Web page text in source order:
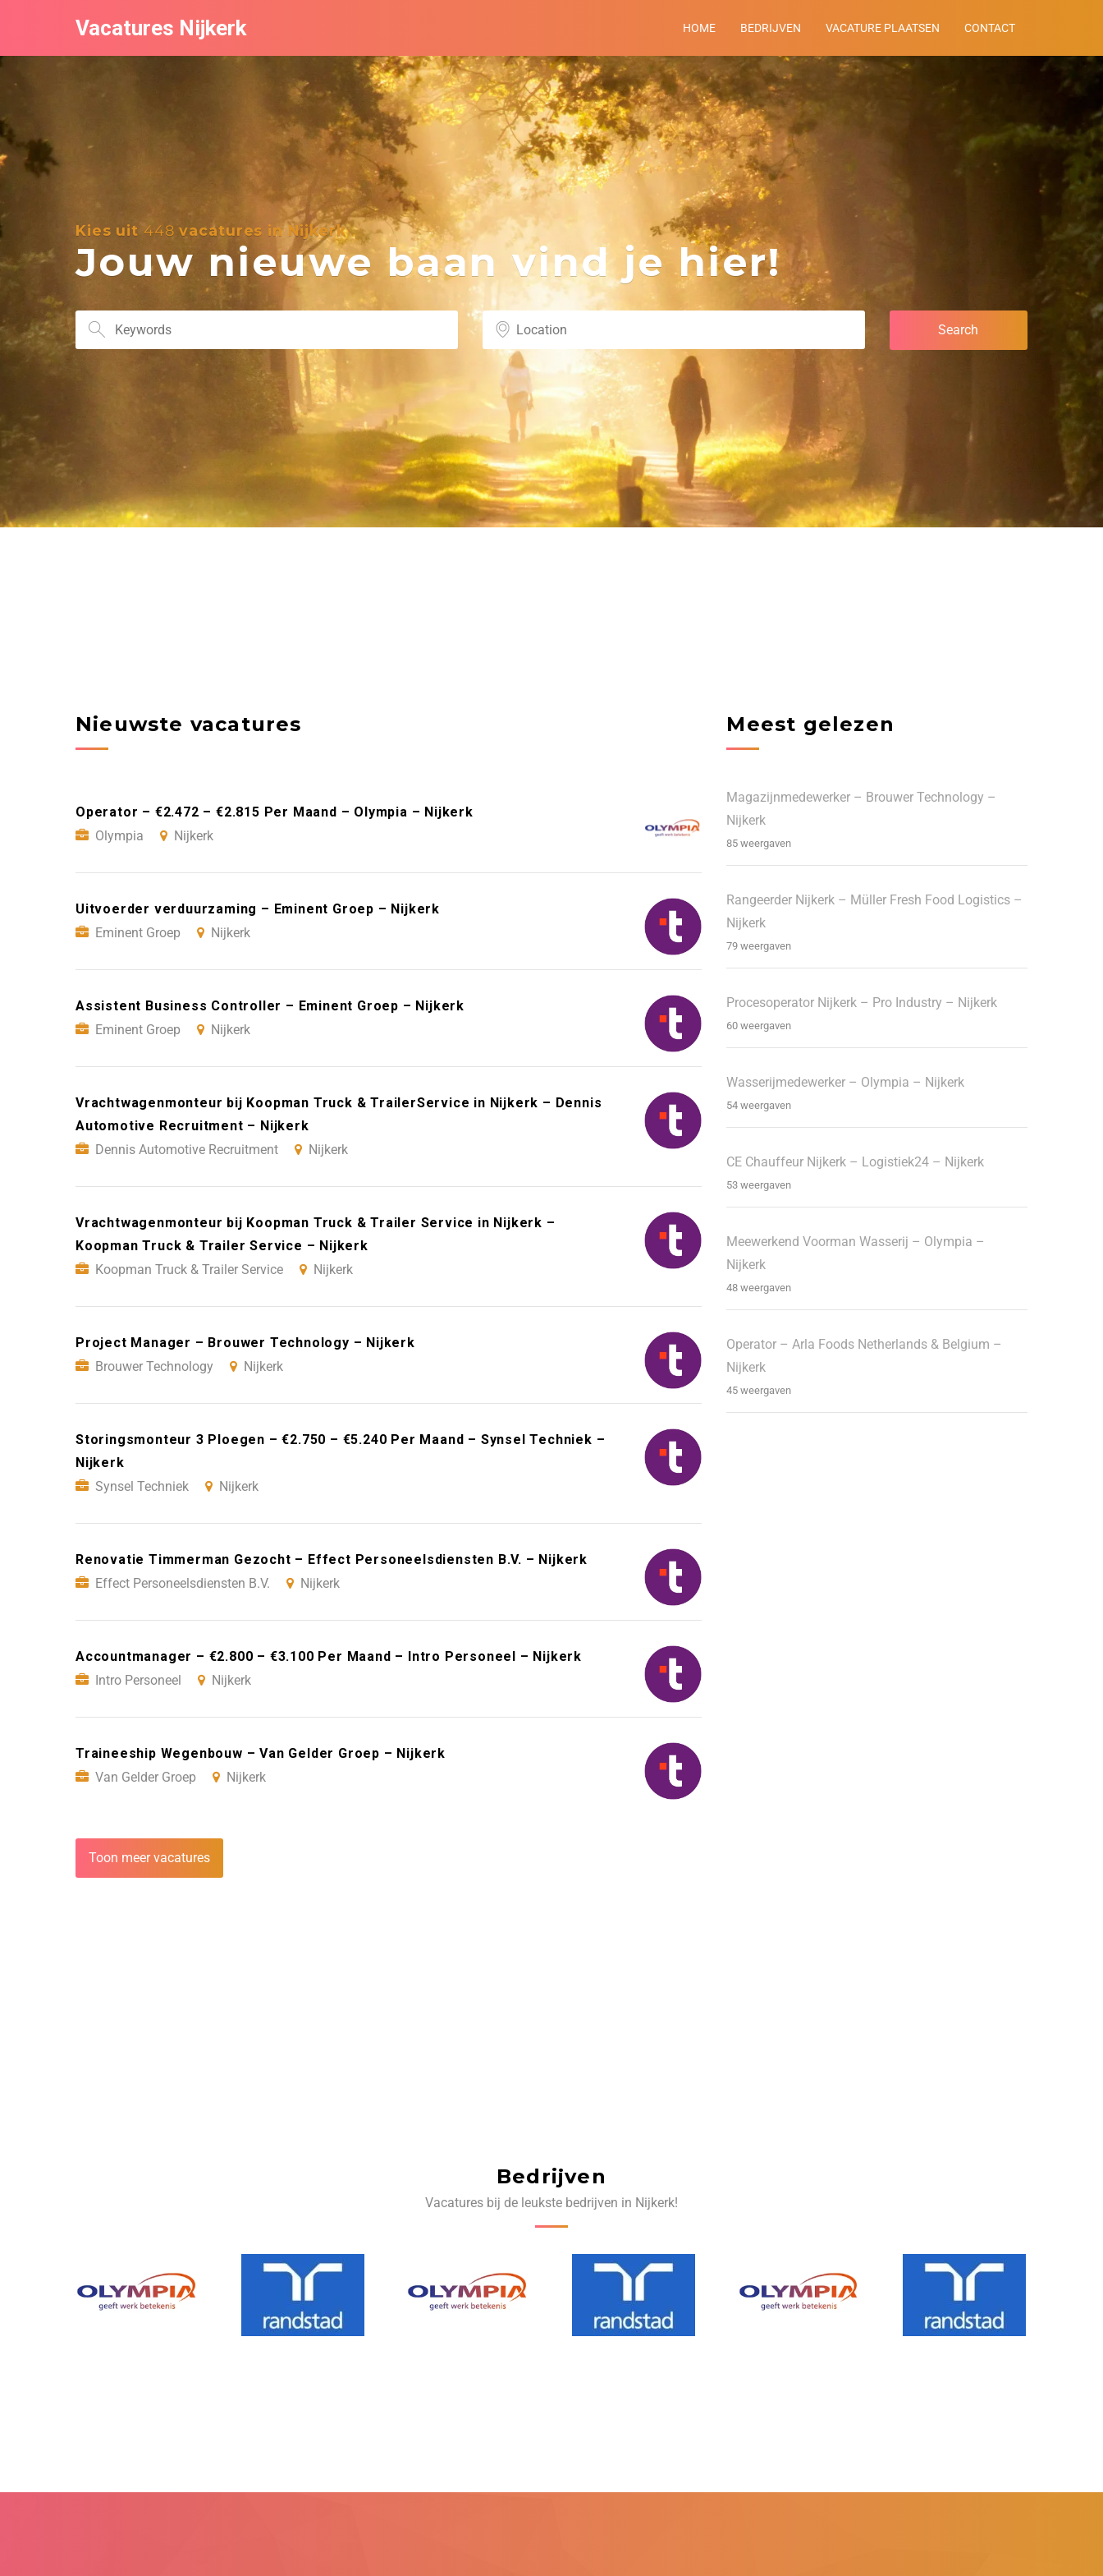
Vacatures Nijkerk HOME BEDRIJVEN VACATURE PLAATSEN CONTACT
Kies uit 448 vacatures in Nijkerk
Jouw nieuwe baan vind je hier!
Nieuwste vacatures
Operator – €2.472 – €2.815 Per Maand – Olympia – Nijkerk
Olympia
Nijkerk
Uitvoerder verduurzaming – Eminent Groep – Nijkerk
Eminent Groep
Nijkerk
Assistent Business Controller – Eminent Groep – Nijkerk
Eminent Groep
Nijkerk
Vrachtwagenmonteur bij Koopman Truck & TrailerService in Nijkerk – Dennis
Automotive Recruitment – Nijkerk
Dennis Automotive Recruitment
Nijkerk
Vrachtwagenmonteur bij Koopman Truck & Trailer Service in Nijkerk –
Koopman Truck & Trailer Service – Nijkerk
Koopman Truck & Trailer Service
Nijkerk
Project Manager – Brouwer Technology – Nijkerk
Brouwer Technology
Nijkerk
Storingsmonteur 3 Ploegen – €2.750 – €5.240 Per Maand – Synsel Techniek –
Nijkerk
Synsel Techniek
Nijkerk
Renovatie Timmerman Gezocht – Effect Personeelsdiensten B.V. – Nijkerk
Effect Personeelsdiensten B.V.
Nijkerk
Accountmanager – €2.800 – €3.100 Per Maand – Intro Personeel – Nijkerk
Intro Personeel
Nijkerk
Traineeship Wegenbouw – Van Gelder Groep – Nijkerk
Van Gelder Groep
Nijkerk
Toon meer vacatures
Meest gelezen
Magazijnmedewerker – Brouwer Technology –
Nijkerk
85 weergaven
Rangeerder Nijkerk – Müller Fresh Food Logistics –
Nijkerk
79 weergaven
Procesoperator Nijkerk – Pro Industry – Nijkerk
60 weergaven
Wasserijmedewerker – Olympia – Nijkerk
54 weergaven
CE Chauffeur Nijkerk – Logistiek24 – Nijkerk
53 weergaven
Meewerkend Voorman Wasserij – Olympia –
Nijkerk
48 weergaven
Operator – Arla Foods Netherlands & Belgium –
Nijkerk
45 weergaven
Bedrijven
Vacatures bij de leukste bedrijven in Nijkerk!